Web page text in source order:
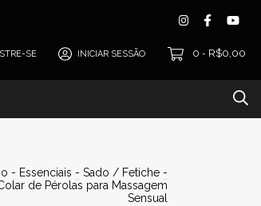
SE INICIAR SESSÃO 0 - R$0,00
- Essenciais - Sado / Fetiche -
de Pérolas para Massagem
Sensual